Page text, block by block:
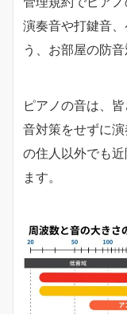
演奏音や打鍵音
う、お部屋の防
ピアノの音は、
音対策をせずに
の住人以外でも
ます。